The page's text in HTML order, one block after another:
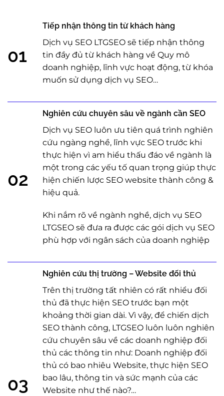
01
Tiếp nhận thông tin từ khách hàng
Dịch vụ SEO LTGSEO sẽ tiếp nhận thông
tin đầy đủ từ khách hàng về Quy mô
doanh nghiệp, lĩnh vực hoạt động, từ khóa
muốn sử dụng dịch vụ SEO…
02
Nghiên cứu chuyên sâu về ngành cần SEO
Dịch vụ SEO luôn ưu tiên quá trình nghiên
cứu ngàng nghề, lĩnh vực SEO trước khi
thực hiện vì am hiểu thấu đáo về ngành là
một trong các yếu tố quan trọng giúp thực
hiện chiến lược SEO website thành công &
hiệu quả.
Khi nắm rõ về ngành nghề, dịch vụ SEO
LTGSEO sẽ đưa ra được các gói dịch vụ SEO
phù hợp với ngân sách của doanh nghiệp
03
Nghiên cứu thị trường – Website đối thủ
Trên thị trường tất nhiên có rất nhiểu đối
thủ đã thực hiện SEO trước bạn một
khoảng thời gian dài. Vì vậy, để chiến dịch
SEO thành công, LTGSEO luôn luôn nghiên
cứu chuyên sâu về các doanh nghiệp đối
thủ các thông tin như: Doanh nghiệp đối
thủ có bao nhiêu Website, thực hiện SEO
bao lâu, thông tin và sức mạnh của các
Website như thế nào?…